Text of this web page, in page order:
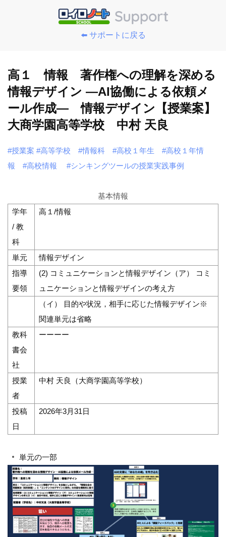
⬅️ サポートに戻る
高１ 情報 著作権への理解を深める
情報デザイン ―AI協働による依頼メ
ール作成― 情報デザイン【授業案】
大商学園高等学校 中村 天良
#授業案 #高等学校 #情報科 #高校１年生
#高校１年情
報
#高校情報 #シンキングツールの授業実践事例
基本情報
学年
/ 教
科
高１/情報
単元
情報デザイン
指導
要領
(2) コミュニケーションと情報デザイン（ア） コミ
ュニケーションと情報デザインの考え方
（イ） 目的や状況，相手に応じた情報デザイン※
関連単元は省略
教科
書会
社
ーーーー
授業
者
中村 天良（大商学園高等学校）
投稿
日
2026年3月31日
単元の一部